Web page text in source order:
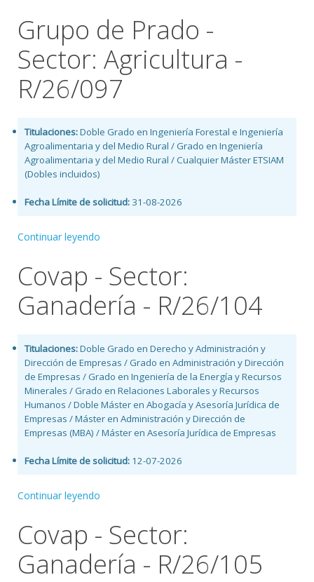
Grupo de Prado -
Sector: Agricultura -
R/26/097
Titulaciones:Doble Grado en Ingeniería Forestal e Ingeniería
Agroalimentaria y del Medio Rural / Grado en Ingeniería
Agroalimentaria y del Medio Rural / Cualquier Máster ETSIAM
(Dobles incluidos)
Fecha Límite de solicitud: 31-08-2026
Continuar leyendo
Covap - Sector:
Ganadería - R/26/104
Titulaciones:Doble Grado en Derecho y Administración y
Dirección de Empresas / Grado en Administración y Dirección
de Empresas / Grado en Ingeniería de la Energía y Recursos
Minerales / Grado en Relaciones Laborales y Recursos
Humanos / Doble Máster en Abogacía y Asesoría Jurídica de
Empresas / Máster en Administración y Dirección de
Empresas (MBA) / Máster en Asesoría Jurídica de Empresas
Fecha Límite de solicitud: 12-07-2026
Continuar leyendo
Covap - Sector:
Ganadería - R/26/105